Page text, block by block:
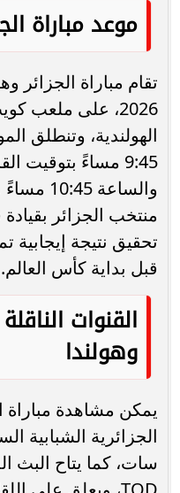
موعد مباراة
2026، على ملعب
الهولندية، وتنطلق
9:45 مساءً بتوقيت
منتخب الجزائر
تحقيق نتيجة إيجابية
قبل بداية كأس العالم.
القنوات
وهولندا
يمكن مشاهدة مباراة
الجزائرية الشبابية
سات، كما يتاح البث